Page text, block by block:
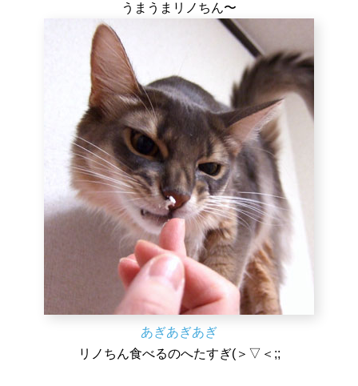
うまうまリノちん〜
あぎあぎあぎ
リノちん食べるのへたすぎ(＞▽＜;;